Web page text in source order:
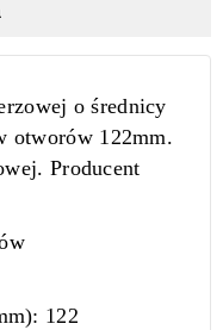
o średnicy
otworów 122mm.
Producent
122